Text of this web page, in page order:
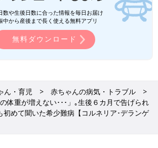
数や生後日数に合った情報を毎日お届け
中から産後まで長く使える無料アプリ
無料ダウンロード
ん・育児
赤ちゃんの病気・トラブル
体重が増えない･･･」｡生後６カ月で告げられ
初めて聞いた希少難病【コルネリア･デランゲ